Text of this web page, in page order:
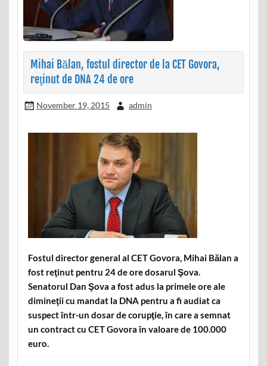
Mihai Bălan, fostul director de la CET Govora,
reţinut de DNA 24 de ore
November 19, 2015 admin
Fostul director general al CET Govora, Mihai Bălan a
fost reţinut pentru 24 de ore dosarul Şova.
Senatorul Dan Şova a fost adus la primele ore ale
dimineţii cu mandat la DNA pentru a fi audiat ca
suspect într-un dosar de corupţie, în care a semnat
un contract cu CET Govora în valoare de 100.000
euro.